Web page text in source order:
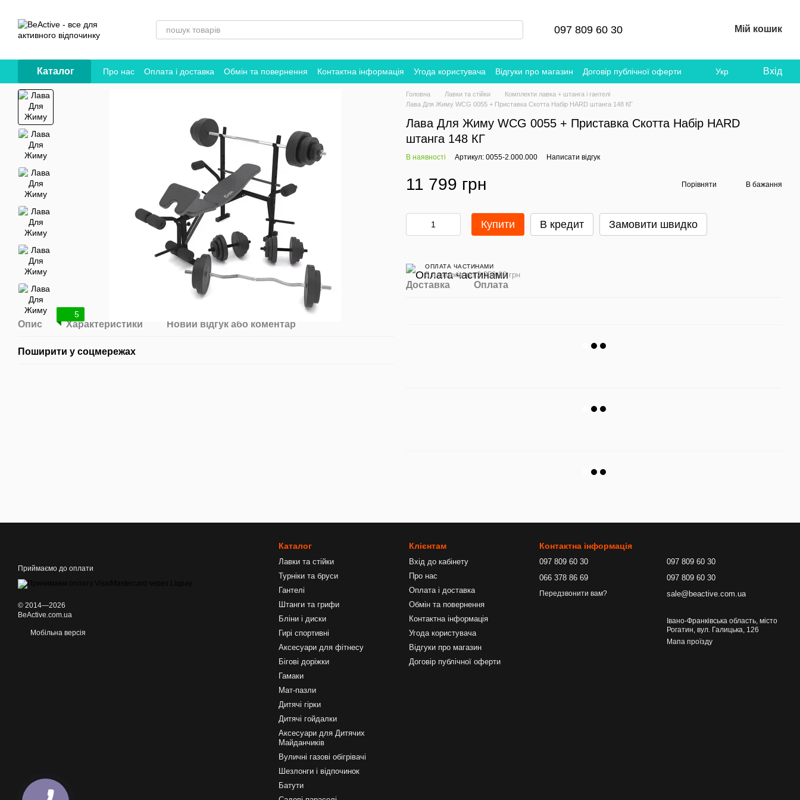
097 809 60 30 Мій кошик
Каталог Про нас Оплата і доставка Обмін та повернення Контактна інформація Угода користувача Відгуки про магазин Договір публічної оферти Укр Вхід
5
Опис Характеристики Новий відгук або коментар
Поширити у соцмережах
Головна Лавки та стійки
Комплекти лавка + штанга і гантелі
Лава Для Жиму WCG 0055 + Приставка Скотта Набір HARD штанга 148 КГ
Лава Для Жиму WCG 0055 + Приставка Скотта Набір HARD
штанга 148 КГ
В наявності Артикул: 0055-2.000.000 Написати відгук
11 799 грн Порівняти В бажання
Купити В кредит Замовити швидко
ОПЛАТА ЧАСТИНАМИ
5 платежів по 2 359.80 грн
Доставка Оплата
Приймаємо до оплати
© 2014—2026
BeActive.com.ua
Мобільна версія
Каталог
Лавки та стійки
Турніки та бруси
Гантелі
Штанги та грифи
Бліни і диски
Гирі спортивні
Аксесуари для фітнесу
Бігові доріжки
Гамаки
Мат-пазли
Дитячі гірки
Дитячі гойдалки
Аксесуари для Дитячих
Майданчиків
Вуличні газові обігрівачі
Шезлонги і відпочинок
Батути
Клієнтам
Вхід до кабінету
Про нас
Оплата і доставка
Обмін та повернення
Контактна інформація
Угода користувача
Відгуки про магазин
Договір публічної оферти
Контактна інформація
097 809 60 30
066 378 86 69
Передзвонити вам?
097 809 60 30
097 809 60 30
sale@beactive.com.ua
Івано-Франківська область, місто
Рогатин, вул. Галицька, 126
Мапа проїзду